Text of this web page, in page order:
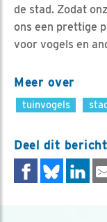
de stad. Zodat
ons een prettige
voor vogels en
Meer over
tuinvogels
Deel dit bericht